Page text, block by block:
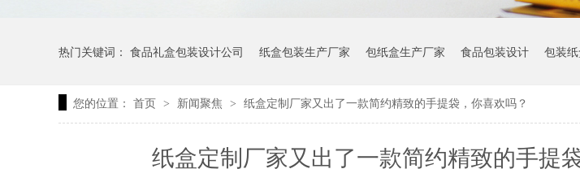
热门关键词： 食品礼盒包装设计公司 纸盒包装生产厂家 包纸盒生产厂家 食品包装设计 包装
您的位置： 首页 > 新闻聚焦 > 纸盒定制厂家又出了一款简约精致的手提袋，你喜欢吗？
纸盒定制厂家又出了一款简约精致的手提